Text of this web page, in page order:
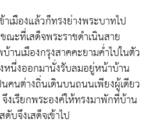
เมืองแล้วก็ทรงย่างพระบาทไป
ะที่เสด็จพระราชดำเนินสาย
านเมืองกรุงสาคคะยามค่ำไปในตัว
หนึ่งออกมานั่งรับลมอยู่หน้าบ้าน
คนต่างถิ่นเดินบนถนนเพียงผู้เดียว
เรียกพระองค์ให้ทรงมาพักที่บ้าน
บจึงเสด็จเข้าไป